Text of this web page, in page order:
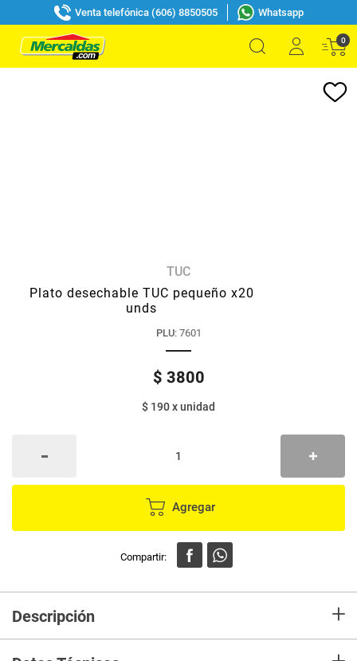
Venta telefónica (606) 8850505 Whatsapp
0
TUC
Plato desechable TUC pequeño x20
unds
PLU: 7601
$ 3800
$ 190xunidad
Agregar
Descripción +